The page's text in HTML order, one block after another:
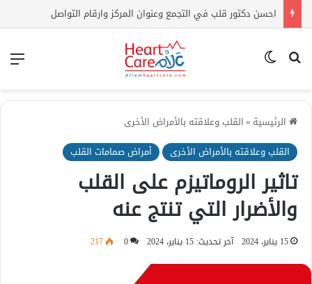
احسن دكتور قلب في التجمع وعنوان المركز وارقام التواصل
بحث عن
الرئيسية »القلب وعلاقته بالأمراض الأخرى
القلب وعلاقته بالأمراض الأخرى
أمراض صمامات القلب
تاثير الروماتيزم على القلب
والأضرار التي تنتج عنه
15 يناير، 2024 آخر تحديث: 15 يناير، 2024 0
217